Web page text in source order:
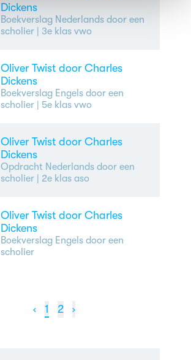
Dickens
Boekverslag Nederlands door een
scholier| 3e klas vwo
Oliver Twist door Charles
Dickens
Boekverslag Engels door een
scholier| 5e klas vwo
Oliver Twist door Charles
Dickens
Opdracht Nederlands door een
scholier| 2e klas aso
Oliver Twist door Charles
Dickens
Boekverslag Engels door een
scholier
‹ 1 2 ›